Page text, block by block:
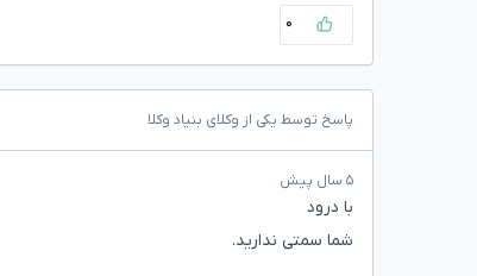
۰
پاسخ توسط یکی از وکلای بنیاد وکلا
۵ سال پیش
با درود
شما سمتی ندارید.